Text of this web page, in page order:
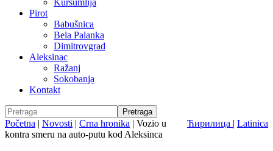
Kuršumlija
Pirot
Babušnica
Bela Palanka
Dimitrovgrad
Aleksinac
Ražanj
Sokobanja
Kontakt
Ћирилица | Latinica
Početna | Novosti | Crna hronika | Vozio u
kontra smeru na auto-putu kod Aleksinca